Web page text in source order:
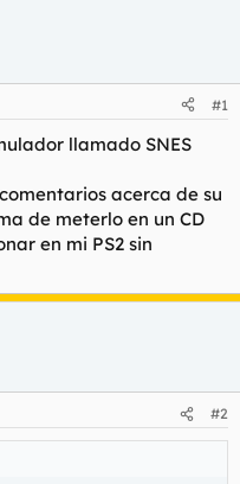
#1
llamado SNES
acerca de su
de meterlo en un CD
en mi PS2 sin
#2